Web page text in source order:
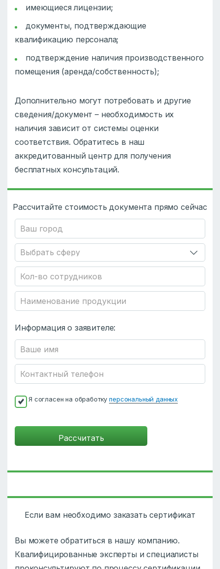
имеющиеся лицензии;
документы, подтверждающие
квалификацию персонала;
подтверждение наличия производственного
помещения (аренда/собственность);
Дополнительно могут потребовать и другие
сведения/документ – необходимость их
наличия зависит от системы оценки
соответствия. Обратитесь в наш
аккредитованный центр для получения
бесплатных консультаций.
Рассчитайте стоимость документа прямо сейчас
Информация о заявителе:
Я согласен на обработкуперсональный данных
Если вам необходимо заказать сертификат
Вы можете обратиться в нашу компанию.
Квалифицированные эксперты и специалисты